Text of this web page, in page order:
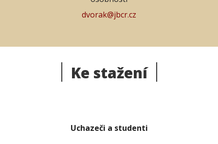
dvorak@jbcr.cz
Ke stažení
Uchazeči a studenti